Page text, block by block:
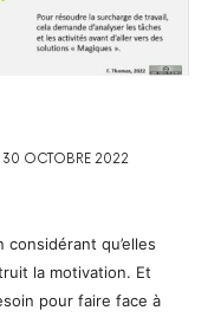
30 OCTOBRE 2022
qu’elles
la motivation. Et
pour faire face à